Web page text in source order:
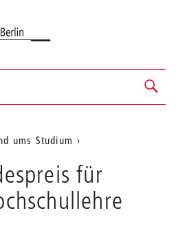
ums Studium
für